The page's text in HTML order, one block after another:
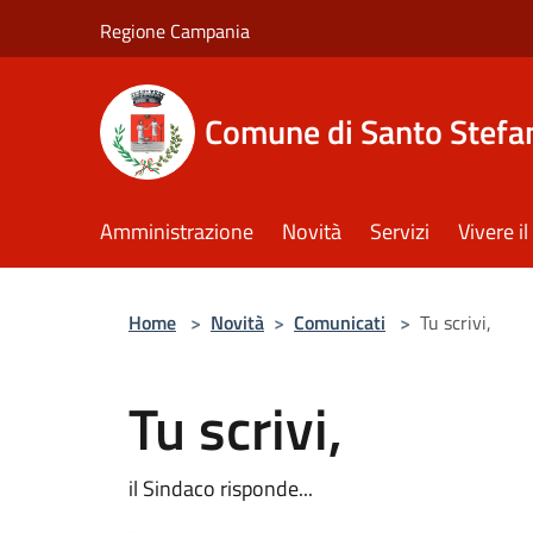
Regione Campania
Comune di Santo
Amministrazione Novità Servizi Vivere
Home > Novità > Comunicati > Tu scrivi,
Tu scrivi,
il Sindaco risponde...